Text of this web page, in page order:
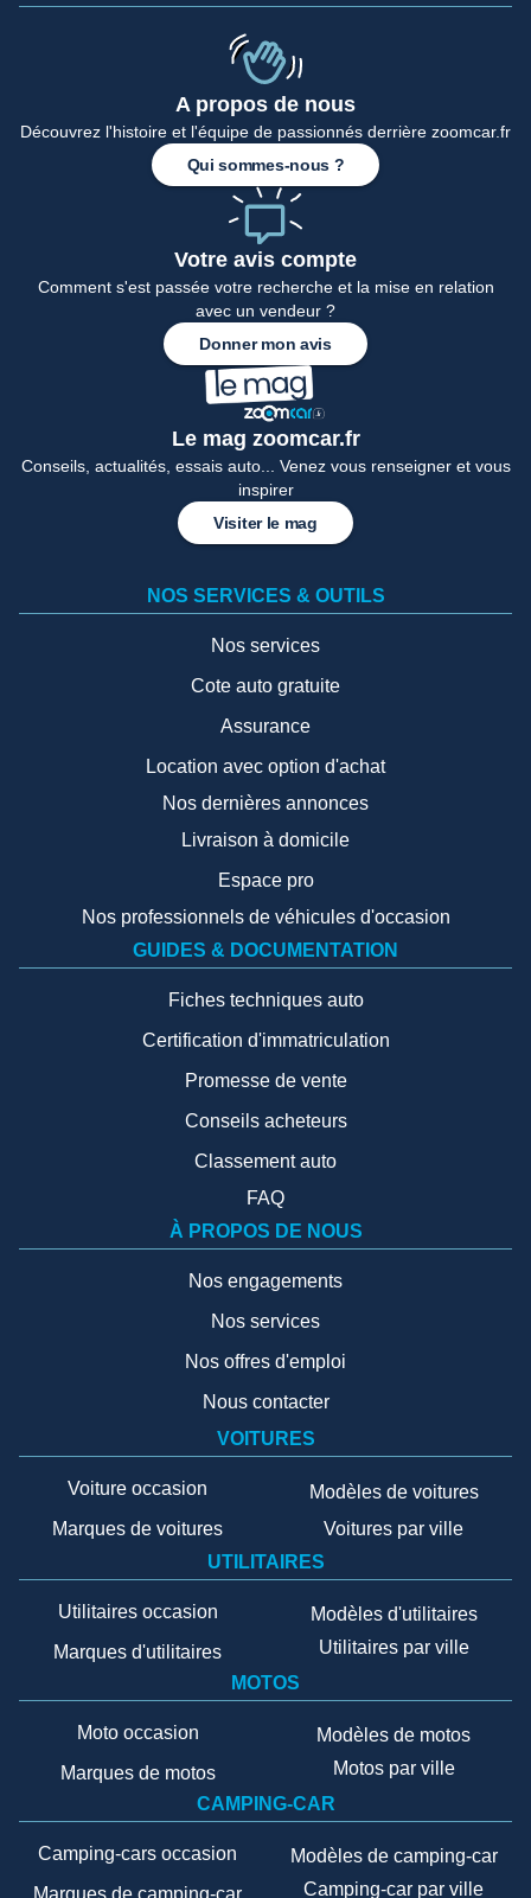
A propos de nous
Découvrez l'histoire et l'équipe de passionnés derrière zoomcar.fr
Qui sommes-nous ?
Votre avis compte
Comment s'est passée votre recherche et la mise en relation
avec un vendeur ?
Donner mon avis
Le mag zoomcar.fr
Conseils, actualités, essais auto... Venez vous renseigner et vous
inspirer
Visiter le mag
NOS SERVICES & OUTILS
Nos services
Cote auto gratuite
Assurance
Location avec option d'achat
Nos dernières annonces
Livraison à domicile
Espace pro
Nos professionnels de véhicules d'occasion
GUIDES & DOCUMENTATION
Fiches techniques auto
Certification d'immatriculation
Promesse de vente
Conseils acheteurs
Classement auto
FAQ
À PROPOS DE NOUS
Nos engagements
Nos services
Nos offres d'emploi
Nous contacter
VOITURES
Voiture occasion
Marques de voitures
Modèles de voitures
Voitures par ville
UTILITAIRES
Utilitaires occasion
Marques d'utilitaires
Modèles d'utilitaires
Utilitaires par ville
MOTOS
Moto occasion
Marques de motos
Modèles de motos
Motos par ville
CAMPING-CAR
Camping-cars occasion
Modèles de camping-car
Camping-car par ville